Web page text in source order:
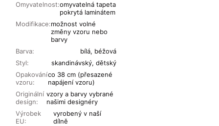
Omyvatelnost:omyvatelná tapeta
pokrytá laminátem
Modifikace:možnost volné
změny vzoru nebo
barvy
Barva:
bílá, béžová
Opakování
vzoru:
co 38 cm (přesazené
napájení vzoru)
Originální
design:
vzory a barvy vybrané
našimi designéry
Výrobek
EU:
vyrobený v naší
dílně
Styl: skandinávský, dětský